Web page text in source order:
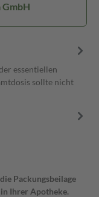
essentiellen
sollte nicht
Packungsbeilage
Ihrer Apotheke.